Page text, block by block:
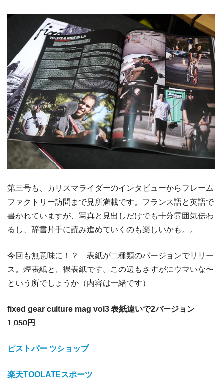
第三号も、カリスマライダーのインタビューからフレーム
ファクトリー訪問まで見所満載です。フランス語と英語で
書かれていますが、写真と見出しだけでも十分雰囲気伝わ
るし、辞書片手に読み進めていくのも楽しいかも。。
今回も無意味に！？ 表紙が二種類のバージョンでリリー
ス。煙表紙と、裸表紙です。この辺もさすがにウマいな〜
という所でしょうか（内容は一緒です）
fixed gear culture mag vol3 表紙違いで2バージョン
1,050円
ピストパー ツショップ
楽天TOOLATEスポーツ